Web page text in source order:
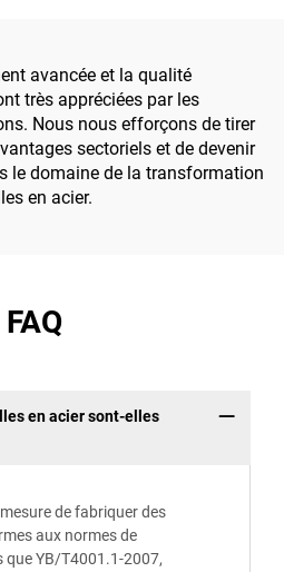
d'énergie nouvelle
photovoltaïque/
éolienne/de stockage
d'énergie
avancée et la qualité
très appréciées par les
Nous nous efforçons de tirer
sectoriels et de devenir
le domaine de la transformation
en acier.
FAQ
en acier sont-elles
de fabriquer des
aux normes de
que YB/T4001.1-2007,